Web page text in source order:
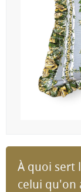
À quoi sert
celui qu'on